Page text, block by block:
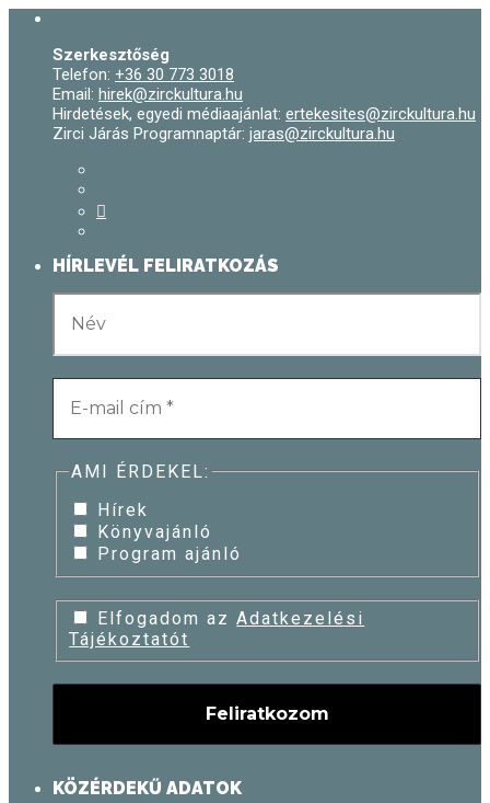
Szerkesztőség
Telefon: +36 30 773 3018
Email: hirek@zirckultura.hu
Hirdetések, egyedi médiaajánlat: ertekesites@zirckultura.hu
Zirci Járás Programnaptár: jaras@zirckultura.hu
HÍRLEVÉL FELIRATKOZÁS
AMI ÉRDEKEL:
Hírek
Könyvajánló
Program ajánló
Elfogadom azAdatkezelési
Tájékoztatót
KÖZÉRDEKŰ ADATOK